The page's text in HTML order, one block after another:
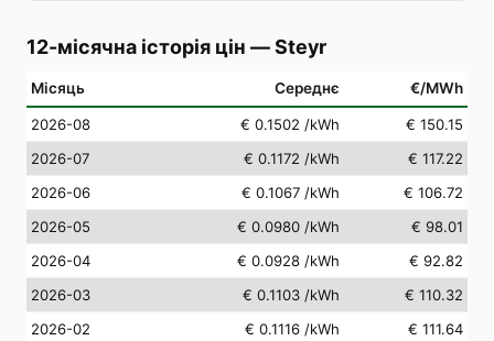
12-місячна історія цін —Steyr
Місяць Середнє €/MWh
2026-08 € 0.1502 /kWh
€ 150.15
2026-07
€ 0.1172 /kWh
€ 117.22
2026-06
€ 0.1067 /kWh
€ 106.72
2026-05
€ 0.0980 /kWh
€ 98.01
2026-04
€ 0.0928 /kWh
€ 92.82
2026-03
€ 0.1103 /kWh
€ 110.32
2026-02
€ 0.1116 /kWh
€ 111.64